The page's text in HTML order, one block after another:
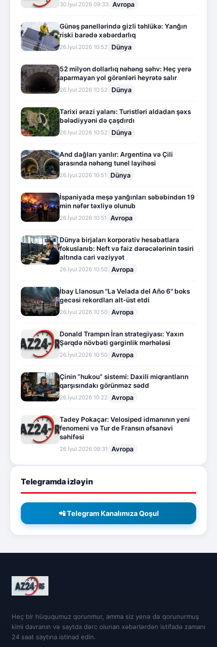
30.İyul.2026 09:33 Avropa
Günəş panellərində gizli təhlükə: Yanğın
riski barədə xəbərdarlıq
26.İyul.2026 10:52 Dünya
52 milyon dollarlıq nəhəng səhv: Heç yerə
aparmayan yol görənləri heyrətə salır
26.İyul.2026 10:52 Dünya
Tarixi ərazi yalanı: Turistləri aldadan şəxs
bələdiyyəni də çaşdırdı
26.İyul.2026 10:52 Dünya
And dağları yarılır: Argentina və Çili
arasında nəhəng tunel layihəsi
26.İyul.2026 10:51 Dünya
İspaniyada meşə yanğınları səbəbindən 19
min nəfər təxliyə olunub
26.İyul.2026 10:51 Avropa
Dünya birjaları korporativ hesabatlara
fokuslanıb: Neft və faiz dərəcələrinin təsiri
altında cari vəziyyət
26.İyul.2026 10:50 Avropa
İbay Llanosun "La Velada del Año 6" boks
gecəsi rekordları alt-üst etdi
26.İyul.2026 10:50 Avropa
Donald Trampın İran strategiyası: Yaxın
Şərqdə növbəti gərginlik mərhələsi
26.İyul.2026 10:50 Avropa
Çinin “hukou” sistemi: Daxili miqrantların
qarşısındakı görünməz sədd
26.İyul.2026 10:22 Avropa
Tadey Pokaçar: Velosiped idmanının yeni
fenomeni və Tur de Fransın əfsanəvi
səhifəsi
26.İyul.2026 09:31 Avropa
Telegramda izləyin
📲 Telegram Kanalımıza Qoşul
Heç bir hüququmuz qorunmur, amma siz yenə də qorunurmuş
kimi davranın və saytda dərc olunan xəbərlərdən istifadə zamanı
24 saat saytına istinad edin.